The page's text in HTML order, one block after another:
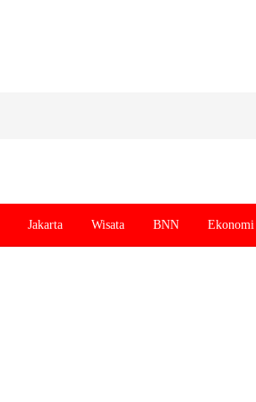
Jakarta Wisata BNN Ekonomi